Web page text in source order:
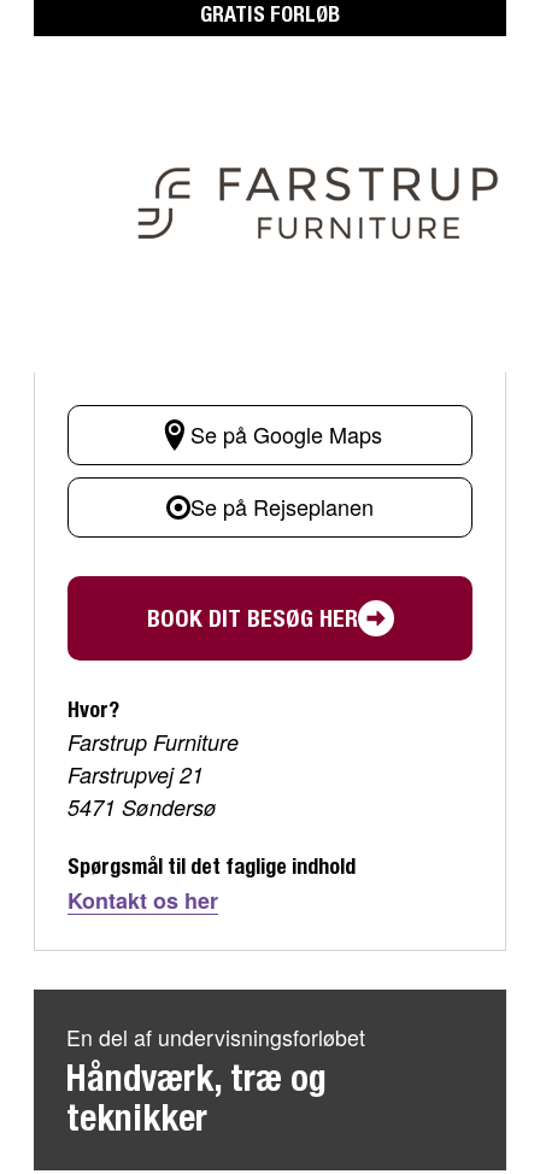
GRATIS FORLØB
Se på Google Maps
Se på Rejseplanen
BOOK DIT BESØG HER
Hvor?
Farstrup Furniture
Farstrupvej 21
5471 Søndersø
Spørgsmål til det faglige indhold
Kontakt os her
En del af undervisningsforløbet
Håndværk, træ og
teknikker